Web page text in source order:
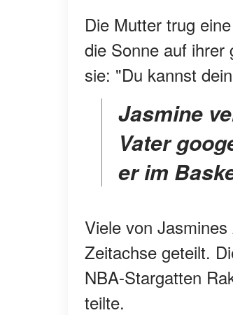
Die Mutter trug
die Sonne auf
sie: "Du kannst
Jasmine verriet, dass sie, als sie aufwuchs, ihren
Vater
er im
Viele von
Zeitachse geteilt.
NBA-Stargatten
teilte.